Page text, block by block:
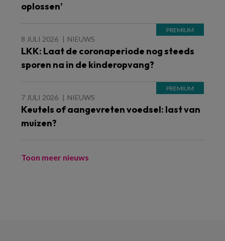
oplossen’
8 JULI 2026 NIEUWS
LKK: Laat de coronaperiode nog steeds
sporen na in de kinderopvang?
7 JULI 2026 NIEUWS
Keutels of aangevreten voedsel: last van
muizen?
Toon meer nieuws